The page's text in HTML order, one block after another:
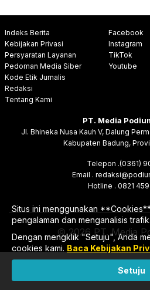
Indeks Berita
Kebijakan Privasi
Persyaratan Layanan
Pedoman Media Siber
Kode Etik Jurnalis
Redaksi
Tentang Kami
Facebook
Instagram
TikTok
Youtube
PT. Media
Jl. Bhineka Nusa Kauh V, Dalung
Kabupaten Badung,
Telepon .(0361)
Email .
Hotline . 0821
© 2026 PT. Media
Situs ini menggunakan
pengalaman dan menganalisis trafik.
Dengan mengklik "Setuju", Anda
cookies kami. Baca Kebijakan
Setuju